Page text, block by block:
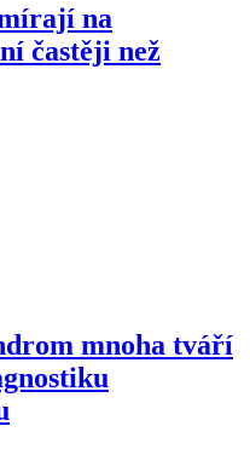
na
častěji než
mnoha tváří